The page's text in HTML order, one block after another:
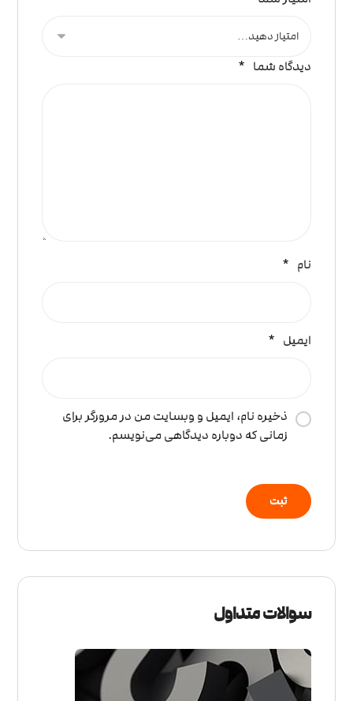
دیدگاه شما *
نام *
ایمیل *
ذخیره نام، ایمیل و وبسایت من در مرورگر برای
زمانی که دوباره دیدگاهی می‌نویسم.
سوالات متداول